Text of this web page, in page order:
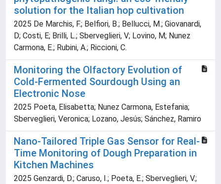
solution for the Italian hop cultivation
2025 De Marchis, F.; Belfiori, B.; Bellucci, M.; Giovanardi,
D; Costi, E; Brilli, L.; Sberveglieri, V; Lovino, M; Nunez
Carmona, E.; Rubini, A.; Riccioni, C.
Monitoring the Olfactory Evolution of
Cold-Fermented Sourdough Using an
Electronic Nose
2025 Poeta, Elisabetta; Nunez Carmona, Estefania;
Sberveglieri, Veronica; Lozano, Jesús; Sánchez, Ramiro
Nano-Tailored Triple Gas Sensor for Real-
Time Monitoring of Dough Preparation in
Kitchen Machines
2025 Genzardi, D.; Caruso, I.; Poeta, E.; Sberveglieri, V.;